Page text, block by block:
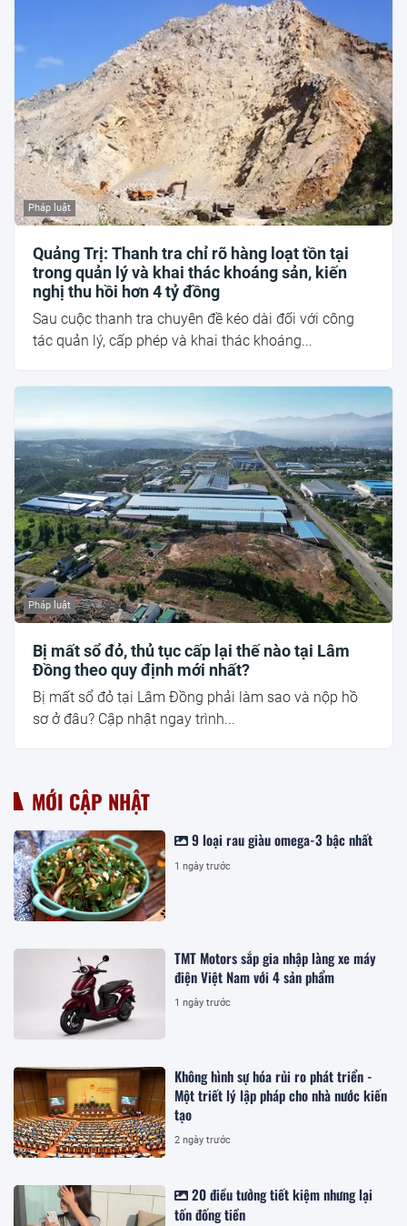
Pháp luật
Quảng Trị: Thanh tra chỉ rõ hàng loạt tồn tại
trong quản lý và khai thác khoáng sản, kiến
nghị thu hồi hơn 4 tỷ đồng
Sau cuộc thanh tra chuyên đề kéo dài đối với công
tác quản lý, cấp phép và khai thác khoáng...
Pháp luật
Bị mất sổ đỏ, thủ tục cấp lại thế nào tại Lâm
Đồng theo quy định mới nhất?
Bị mất sổ đỏ tại Lâm Đồng phải làm sao và nộp hồ
sơ ở đâu? Cập nhật ngay trình...
MỚI CẬP NHẬT
9 loại rau giàu omega-3 bậc nhất
1 ngày trước
TMT Motors sắp gia nhập làng xe máy
điện Việt Nam với 4 sản phẩm
1 ngày trước
Không hình sự hóa rủi ro phát triển -
Một triết lý lập pháp cho nhà nước kiến
tạo
2 ngày trước
20 điều tưởng tiết kiệm nhưng lại
tốn đống tiền